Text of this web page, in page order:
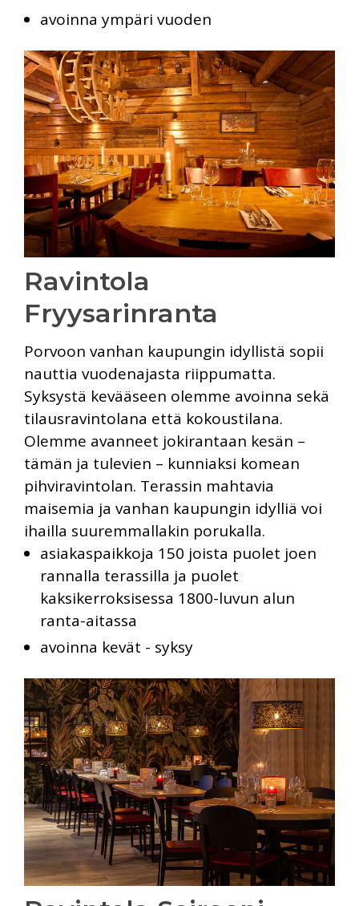
avoinna ympäri vuoden
Ravintola
Fryysarinranta
Porvoon vanhan kaupungin idyllistä sopii
nauttia vuodenajasta riippumatta.
Syksystä kevääseen olemme avoinna sekä
tilausravintolana että kokoustilana.
Olemme avanneet jokirantaan kesän –
tämän ja tulevien – kunniaksi komean
pihviravintolan. Terassin mahtavia
maisemia ja vanhan kaupungin idylliä voi
ihailla suuremmallakin porukalla.
asiakaspaikkoja 150 joista puolet joen
rannalla terassilla ja puolet
kaksikerroksisessa 1800-luvun alun
ranta-aitassa
avoinna kevät - syksy